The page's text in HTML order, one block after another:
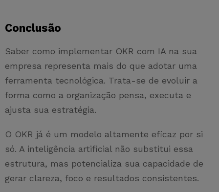
Conclusão
Saber como implementar OKR com IA na sua
empresa representa mais do que adotar uma
ferramenta tecnológica. Trata-se de evoluir a
forma como a organização pensa, executa e
ajusta sua estratégia.
O OKR já é um modelo altamente eficaz por si
só. A inteligência artificial não substitui essa
estrutura, mas potencializa sua capacidade de
gerar clareza, foco e resultados consistentes.